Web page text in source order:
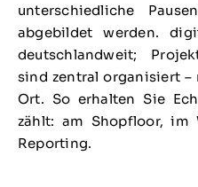
unterschiedliche
abgebildet werden.
deutschlandweit;
sind zentral organisiert
Ort. So erhalten Sie
zählt: am Shopfloor, im
Reporting.